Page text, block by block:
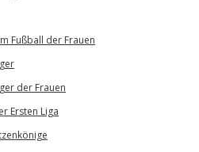
Fußball der Frauen
der Frauen
Ersten Liga